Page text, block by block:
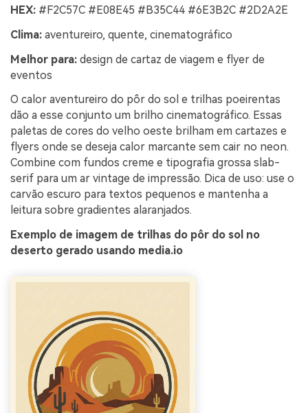
HEX: #F2C57C #E08E45 #B35C44 #6E3B2C #2D2A2E
Clima: aventureiro, quente, cinematográfico
Melhor para: design de cartaz de viagem e flyer de
eventos
O calor aventureiro do pôr do sol e trilhas poeirentas
dão a esse conjunto um brilho cinematográfico. Essas
paletas de cores do velho oeste brilham em cartazes e
flyers onde se deseja calor marcante sem cair no neon.
Combine com fundos creme e tipografia grossa slab-
serif para um ar vintage de impressão. Dica de uso: use o
carvão escuro para textos pequenos e mantenha a
leitura sobre gradientes alaranjados.
Exemplo de imagem de trilhas do pôr do sol no
deserto gerado usando media.io